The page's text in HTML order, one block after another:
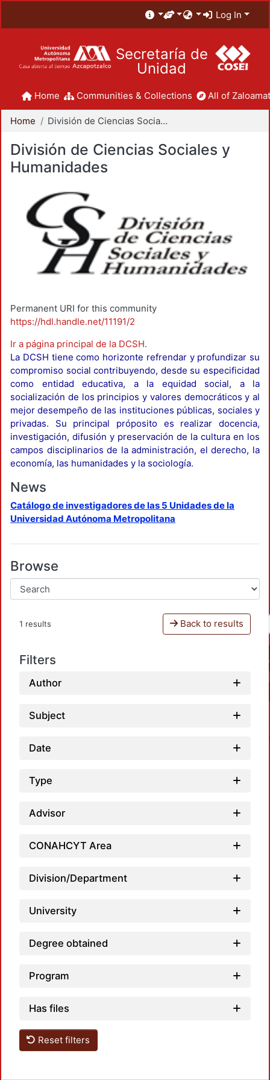
Log In
Secretaría de
Unidad
Home Communities & Collections All of
Home División de Ciencias Sociales y Humanidades
División de Ciencias Sociales y
Humanidades
Permanent URI for this community
https://hdl.handle.net/11191/2
Ir a página principal de la DCSH.
La DCSH tiene como horizonte refrendar y profundizar su
compromiso social contribuyendo, desde su especificidad
como entidad educativa, a la equidad social, a la
socialización de los principios y valores democráticos y al
mejor desempeño de las instituciones públicas, sociales y
privadas. Su principal próposito es realizar docencia,
investigación, difusión y preservación de la cultura en los
campos disciplinarios de la administración, el derecho, la
economía, las humanidades y la sociología.
News
Catálogo de investigadores de las 5 Unidades de la
Universidad Autónoma Metropolitana
Browse
1 results Back to results
Filters
Author
Subject
Date
Type
Advisor
CONAHCYT Area
Division/Department
University
Degree obtained
Program
Has files
Reset filters